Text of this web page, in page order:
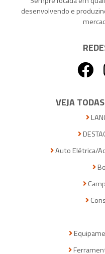
desenvolvendo e
VEJA
Auto Elétrica/